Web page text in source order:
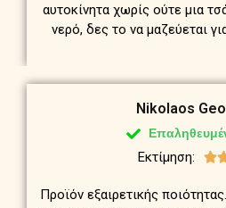
αυτοκίνητα χωρίς ούτε μια
νερό, δες το να μαζεύεται
Nikolaos
Εκτίμηση: 
Προϊόν εξαιρετικής